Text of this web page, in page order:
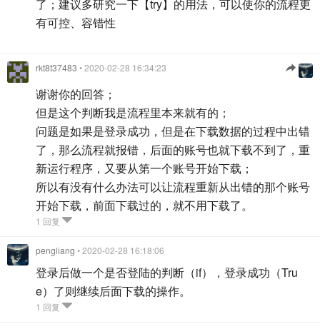
了；建议多研究一下【try】的用法，可以使你的流程更
有可控、容错性
rkt8t37483 • 2020-02-28 16:34:23
谢谢你的回答；
但是这个判断我是流程里本来就有的；
问题是如果是登录成功，但是在下载数据的过程中出错
了，那么流程就报错，后面的账号也就下载不到了，重
新运行程序，又要从第一个账号开始下载；
所以有没有什么办法可以让流程重新从出错的那个账号
开始下载，前面下载过的，就不用下载了。
1 回复
pengliang • 2020-02-28 16:18:06
登录后做一个是否登陆的判断（if），登录成功（Tru
e）了则继续后面下载的操作。
1 回复